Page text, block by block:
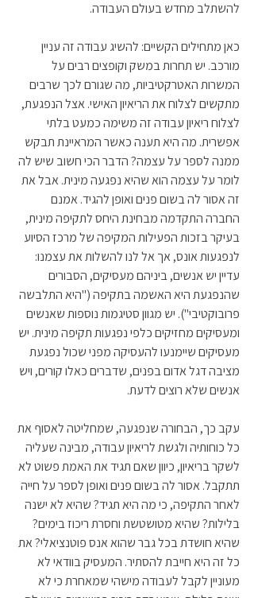
להשתלב מחדש בעולם העבודה.
כאן מתחילים הקשיים: להשיג עבודה זה עניין
מורכב. יש תחרות במשק וקופצים רבים על
המשרות האטרקטיביות, מה שגורם לכך שרבים
מתקשים לצלוח את הריאיון האישי. אצל הנפגעת,
לצלוח ריאיון עבודה זה משימה כמעט בלתי
אפשרית. מה היא תענה כאשר המראיינת תבקש
ממנה לספר על עצמה? הדבר הכי חשוב שיש לה
לומר על עצמה הוא שהיא נפגעה מינית. אבל את
זה אסור לה בשום פנים ואופן להגיד. אמנם
החברה התקדמה מבחינת היחס לתקיפה מינית,
בעיקר בזכות הפעילות המקיפה של מרכז הסיוע
לנפגעות אונס, אך אל לנו להשלות את עצמנו:
עדיין יש אנשים, ביניהם מעסיקים, הסבורים
שהנפגעת היא האשמה בתקיפה ("היא התלבשה
פרובוקטיבי"). יש מגוון סטיגמות נוספות שאנשים
ומעסיקים מחזיקים כלפי נפגעות תקיפה מינית. יש
מעסיקים שיימנעו להעסיקה מפני שכול נפגעת
מציבה דגל אדום בפנים, שדברים כאלו קורים, ויש
אנשים שלא רוצים לדעת.
עקב כך, הבחורה שנפגעה, שמחליטה לאסוף את
כל כוחותיה ולגשת לריאיון עבודה, מבינה שעליה
לשקר בריאיון, כיוון שאם תגיד את האמת פשוט לא
תתקבל. אסור לה בשום פנים ואופן לספר על חייה
לאחר התקיפה, כי מה היא תגיד? שהיא לא ישנה
בלילות? שהיא מטושטשת וחסרת ריכוז בימים?
שהיא חושדת בכל גבר שהוא אנס פוטנציאלי? את
כל זה היא חייבת להסתיר. המעסיק בוודאי לא
מעוניין לקבל לעבודה מישהי שמאחרת כי לא